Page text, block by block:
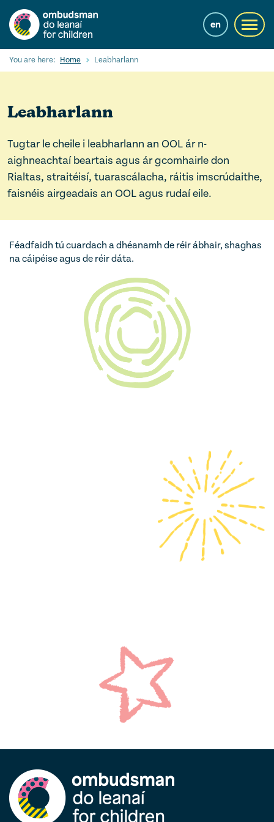
main
content
en
Cuardaigh
Ár gcuid oibre le leanaí
Mol Eolais
You are here: Home Leabharlann
Leabharlann
Tugtar le cheile i leabharlann an OOL ár n-
aighneachtaí beartais agus ár gcomhairle don
Rialtas, straitéisí, tuarascálacha, ráitis imscrúdaithe,
faisnéis airgeadais an OOL agus rudaí eile.
Féadfaidh tú cuardach a dhéanamh de réir ábhair, shaghas
na cáipéise agus de réir dáta.